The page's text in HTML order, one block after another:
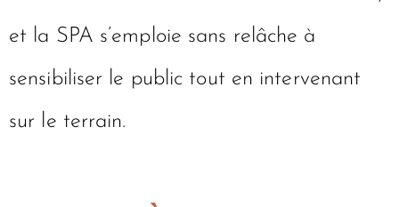
et la SPA s’emploie sans relâche à
sensibiliser le public tout en intervenant
sur le terrain.